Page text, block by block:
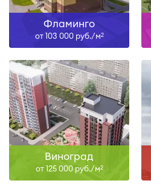
Фламинго
от 103 000 руб./м2
Виноград
от 125 000 руб./м2